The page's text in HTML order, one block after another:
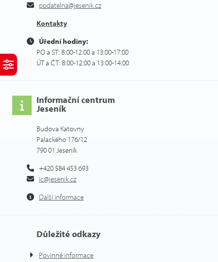
podatelna@jesenik.cz
Kontakty
Úřední hodiny:
PO a ST: 8:00-12:00 a 13:00-17:00
ÚT a ČT: 8:00-12:00 a 13:00-14:00
Informační centrum
Jeseník
Budova Katovny
Palackého 176/12
790 01 Jeseník
+420 584 453 693
ic@jesenik.cz
Další informace
Důležité odkazy
Povinné informace